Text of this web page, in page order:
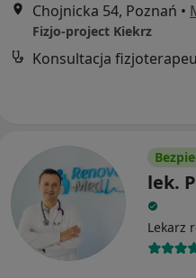
Chojnicka 54, Poznań •
Fizjo-project Kiekrz
lek.
Lekarz